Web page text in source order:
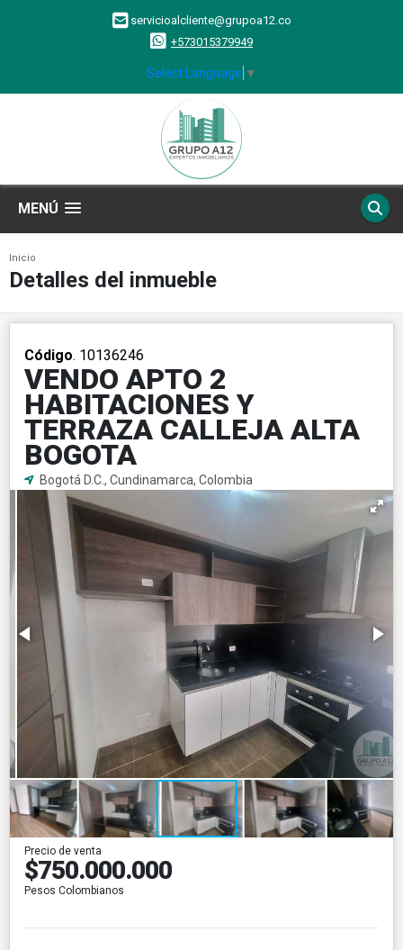
servicioalcliente@grupoa12.co
+573015379949
Select Language ▼
MENÚ
Inicio
Detalles del inmueble
Código. 10136246
VENDO APTO 2
HABITACIONES Y
TERRAZA CALLEJA ALTA
BOGOTA
Bogotá D.C., Cundinamarca, Colombia
Precio de venta
$750.000.000
Pesos Colombianos